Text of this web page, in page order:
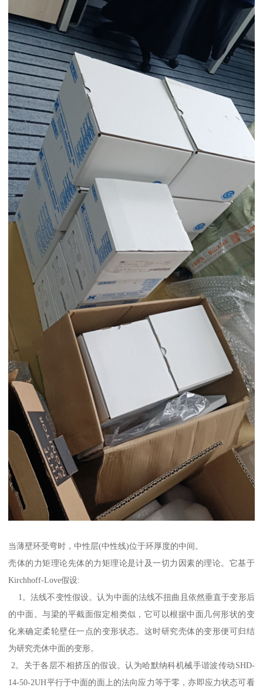
当薄壁环受弯时，中性层(中性线)位于环厚度的中间。
壳体的力矩理论先体的力矩理论是计及一切力因素的理论。它基于
Kirchhoff-Love假设:
1。法线不变性假设。认为中面的法线不扭曲且依然垂直于变形后
的中面。与梁的平截面假定相类似，它可以根据中面几何形状的变
化来确定柔轮壁任一点的变形状态。这时研究壳体的变形便可归结
为研究壳休中面的变形。
2。关于各层不相挤压的假设。认为哈默纳科机械手谐波传动SHD-
14-50-2UH平行于中面的面上的法向应力等于零，亦即应力状态可看